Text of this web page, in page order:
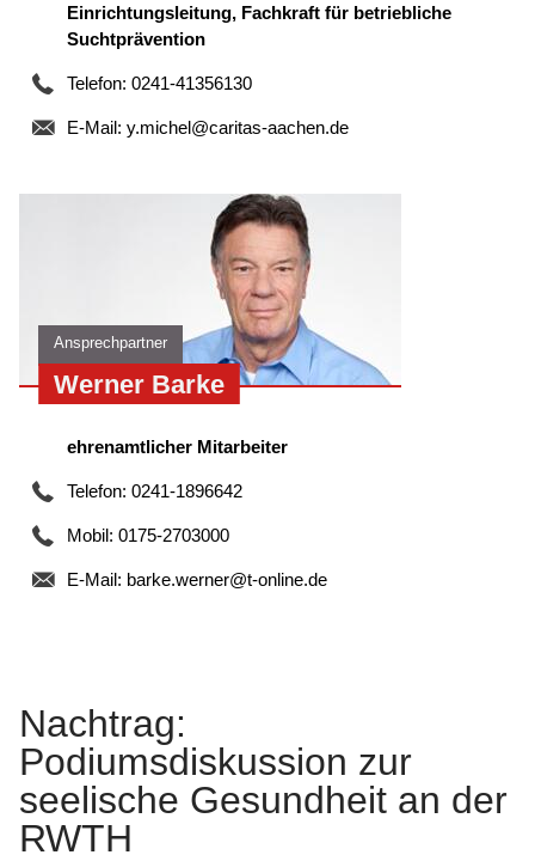
Nachtrag:
Podiumsdiskussion zur
seelische Gesundheit an der
RWTH
Einrichtungsleitung, Fachkraft für betriebliche
Suchtprävention
Telefon: 0241-41356130
E-Mail: y.michel@caritas-aachen.de
Ansprechpartner
Werner Barke
ehrenamtlicher Mitarbeiter
Telefon: 0241-1896642
Mobil: 0175-2703000
E-Mail: barke.werner@t-online.de